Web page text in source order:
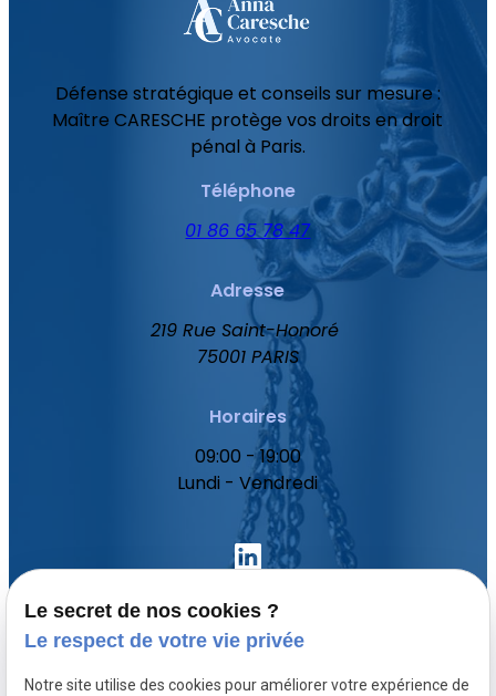
Défense stratégique et conseils sur mesure :
Maître CARESCHE protège vos droits en droit
pénal à Paris.
Téléphone
01 86 65 78 47
Adresse
219 Rue Saint-Honoré
75001 PARIS
Horaires
09:00 - 19:00
Lundi - Vendredi
Le secret de nos cookies ?
Le respect de votre vie privée
Notre site utilise des cookies pour améliorer votre expérience de